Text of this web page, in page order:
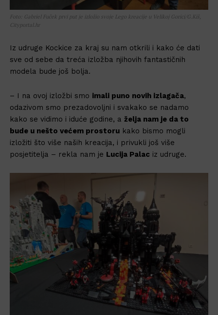
Foto: Gabriel Fuček prvi put je izložio svoje Lego kreacije u Velikoj Gorici/G.Kiš,
Cityportal.hr
Iz udruge Kockice za kraj su nam otkrili i kako će dati
sve od sebe da treća izložba njihovih fantastičnih
modela bude još bolja.
– I na ovoj izložbi smo imali puno novih izlagača,
odazivom smo prezadovoljni i svakako se nadamo
kako se vidimo i iduće godine, a želja nam je da to
bude u nešto većem prostoru kako bismo mogli
izložiti što više naših kreacija, i privukli još više
posjetitelja – rekla nam je Lucija Palac iz udruge.